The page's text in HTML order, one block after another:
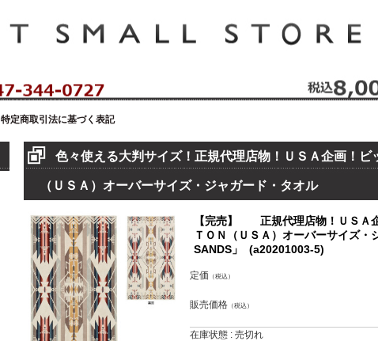
特定商取引法に基づく表記
色々使える大判サイズ！正規代理店物！ＵＳＡ企画！ビ
（ＵＳＡ）オーバーサイズ・ジャガード・タオル
【完売】 正規代理店物！ＵＳＡ
ＴＯＮ（ＵＳＡ）オーバーサイズ・
SANDS」 (a20201003-5)
定価 （税込）
販売価格 （税込）
在庫状態 : 売切れ